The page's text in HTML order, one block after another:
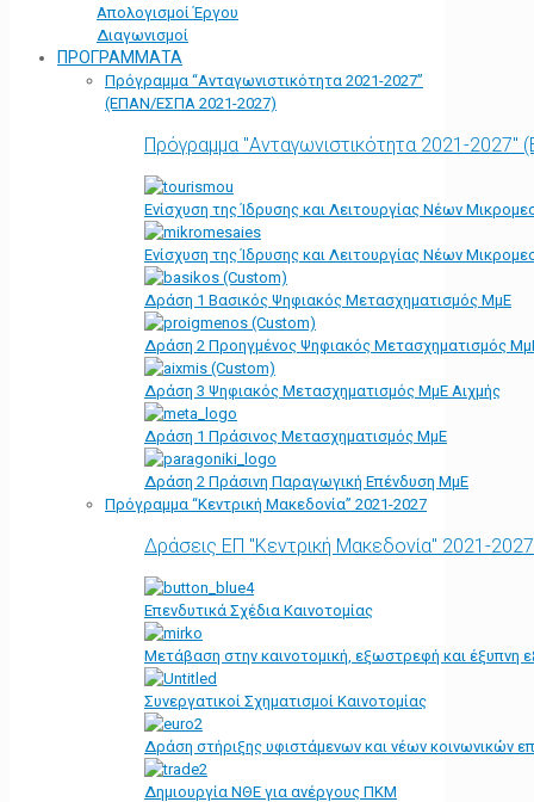
Απολογισμοί Έργου
Διαγωνισμοί
ΠΡΟΓΡΑΜΜΑΤΑ
Πρόγραμμα “Ανταγωνιστικότητα 2021-2027”
(ΕΠΑΝ/ΕΣΠΑ 2021-2027)
Πρόγραμμα "Ανταγωνιστικότητα 2021-
Ενίσχυση της Ίδρυσης και Λειτουργίας Νέων
Ενίσχυση της Ίδρυσης και Λειτουργίας Νέων
Δράση 1 Βασικός Ψηφιακός Μετασχηματισμός ΜμΕ
Δράση 2 Προηγμένος Ψηφιακός Μετασχηματισμός
Δράση 3 Ψηφιακός Μετασχηματισμός ΜμΕ Αιχμής
Δράση 1 Πράσινος Μετασχηματισμός ΜμΕ
Δράση 2 Πράσινη Παραγωγική Επένδυση ΜμΕ
Πρόγραμμα “Κεντρική Μακεδονία” 2021-2027
Δράσεις ΕΠ "Κεντρική Μακεδονία" 2021-2027
Επενδυτικά Σχέδια Καινοτομίας
Μετάβαση στην καινοτομική, εξωστρεφή και έξυπνη
Συνεργατικοί Σχηματισμοί Καινοτομίας
Δράση στήριξης υφιστάμενων και νέων κοινωνικών
Δημιουργία ΝΘΕ για ανέργους ΠΚΜ